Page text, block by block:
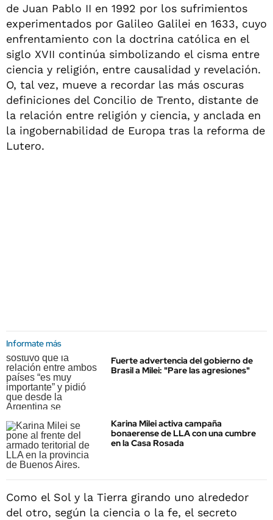
de Juan Pablo II en 1992 por los sufrimientos
experimentados por Galileo Galilei en 1633, cuyo
enfrentamiento con la doctrina católica en el
siglo XVII continúa simbolizando el cisma entre
ciencia y religión, entre causalidad y revelación.
O, tal vez, mueve a recordar las más oscuras
definiciones del Concilio de Trento, distante de
la relación entre religión y ciencia, y anclada en
la ingobernabilidad de Europa tras la reforma de
Lutero.
Informate más
Fuerte advertencia del gobierno de
Brasil a Milei: "Pare las agresiones"
Karina Milei activa campaña
bonaerense de LLA con una cumbre
en la Casa Rosada
Como el Sol y la Tierra girando uno alrededor
del otro, según la ciencia o la fe, el secreto